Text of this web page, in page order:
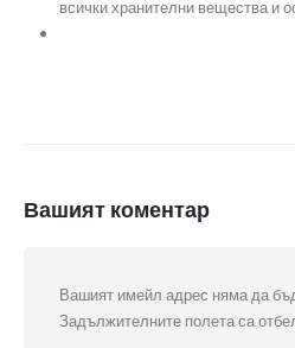
всички хранителни вещества и
Вашият коментар
Вашият имейл адрес няма да
Задължителните полета са